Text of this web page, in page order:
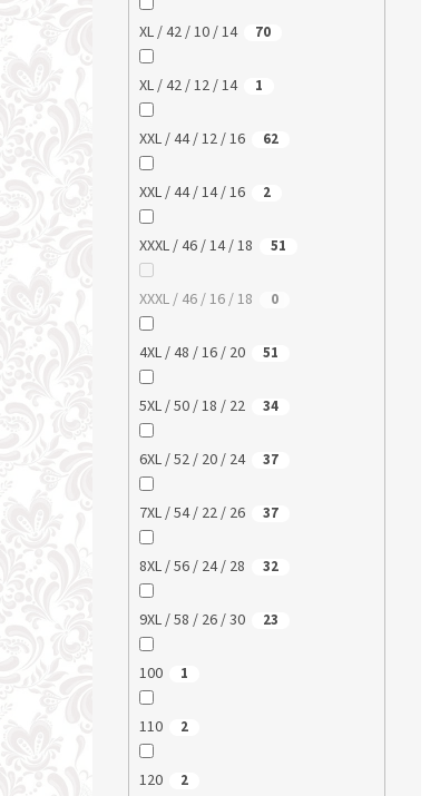
XL / 42 / 10 / 14 70
XL / 42 / 12 / 14 1
XXL / 44 / 12 / 16 62
XXL / 44 / 14 / 16 2
XXXL / 46 / 14 / 18 51
XXXL / 46 / 16 / 18 0
4XL / 48 / 16 / 20 51
5XL / 50 / 18 / 22 34
6XL / 52 / 20 / 24 37
7XL / 54 / 22 / 26 37
8XL / 56 / 24 / 28 32
9XL / 58 / 26 / 30 23
100 1
110 2
120 2